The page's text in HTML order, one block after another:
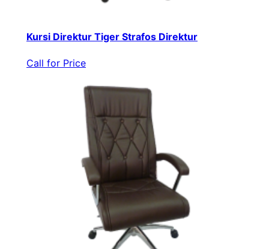
Kursi Direktur Tiger Strafos Direktur
Call for Price